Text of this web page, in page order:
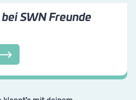
SWN Freunde